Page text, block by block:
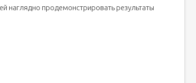
наглядно продемонстрировать результаты